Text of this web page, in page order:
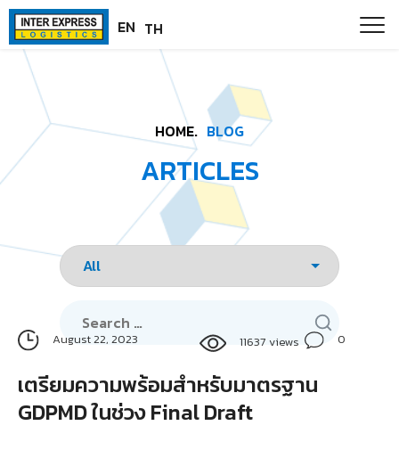
Paste this code as high in the of the page as possible:
EN TH
HOME. BLOG
ARTICLES
August 22, 2023 11637 views 0
เตรียมความพร้อมสำหรับมาตรฐาน
GDPMD ในช่วง Final Draft